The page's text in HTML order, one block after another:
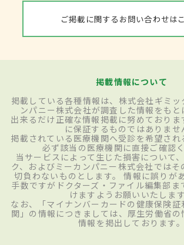
ご掲載に関するお問い合わせは
掲載情報について
掲載している各種情報は、株式会社ギミッ
ンパニー株式会社が調査した情報をもと
出来るだけ正確な情報掲載に努めておりま
に保証するものではありませ
掲載されている医療機関へ受診を希望され
必ず該当の医療機関に直接ご確認く
当サービスによって生じた損害について
ク、およびミーカンパニー株式会社では
切負わないものとします。 情報に誤りが
手数ですがドクターズ・ファイル編集部ま
けますようお願いいたします
なお、「マイナンバーカードの健康保険証
関」の情報につきましては、厚生労働省の
情報を掲出しております。